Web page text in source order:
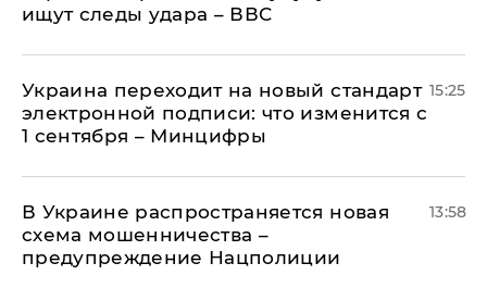
ищут следы удара – ВВС
Украина переходит на новый стандарт
электронной подписи: что изменится с
1 сентября – Минцифры
15:25
В Украине распространяется новая
схема мошенничества –
предупреждение Нацполиции
13:58